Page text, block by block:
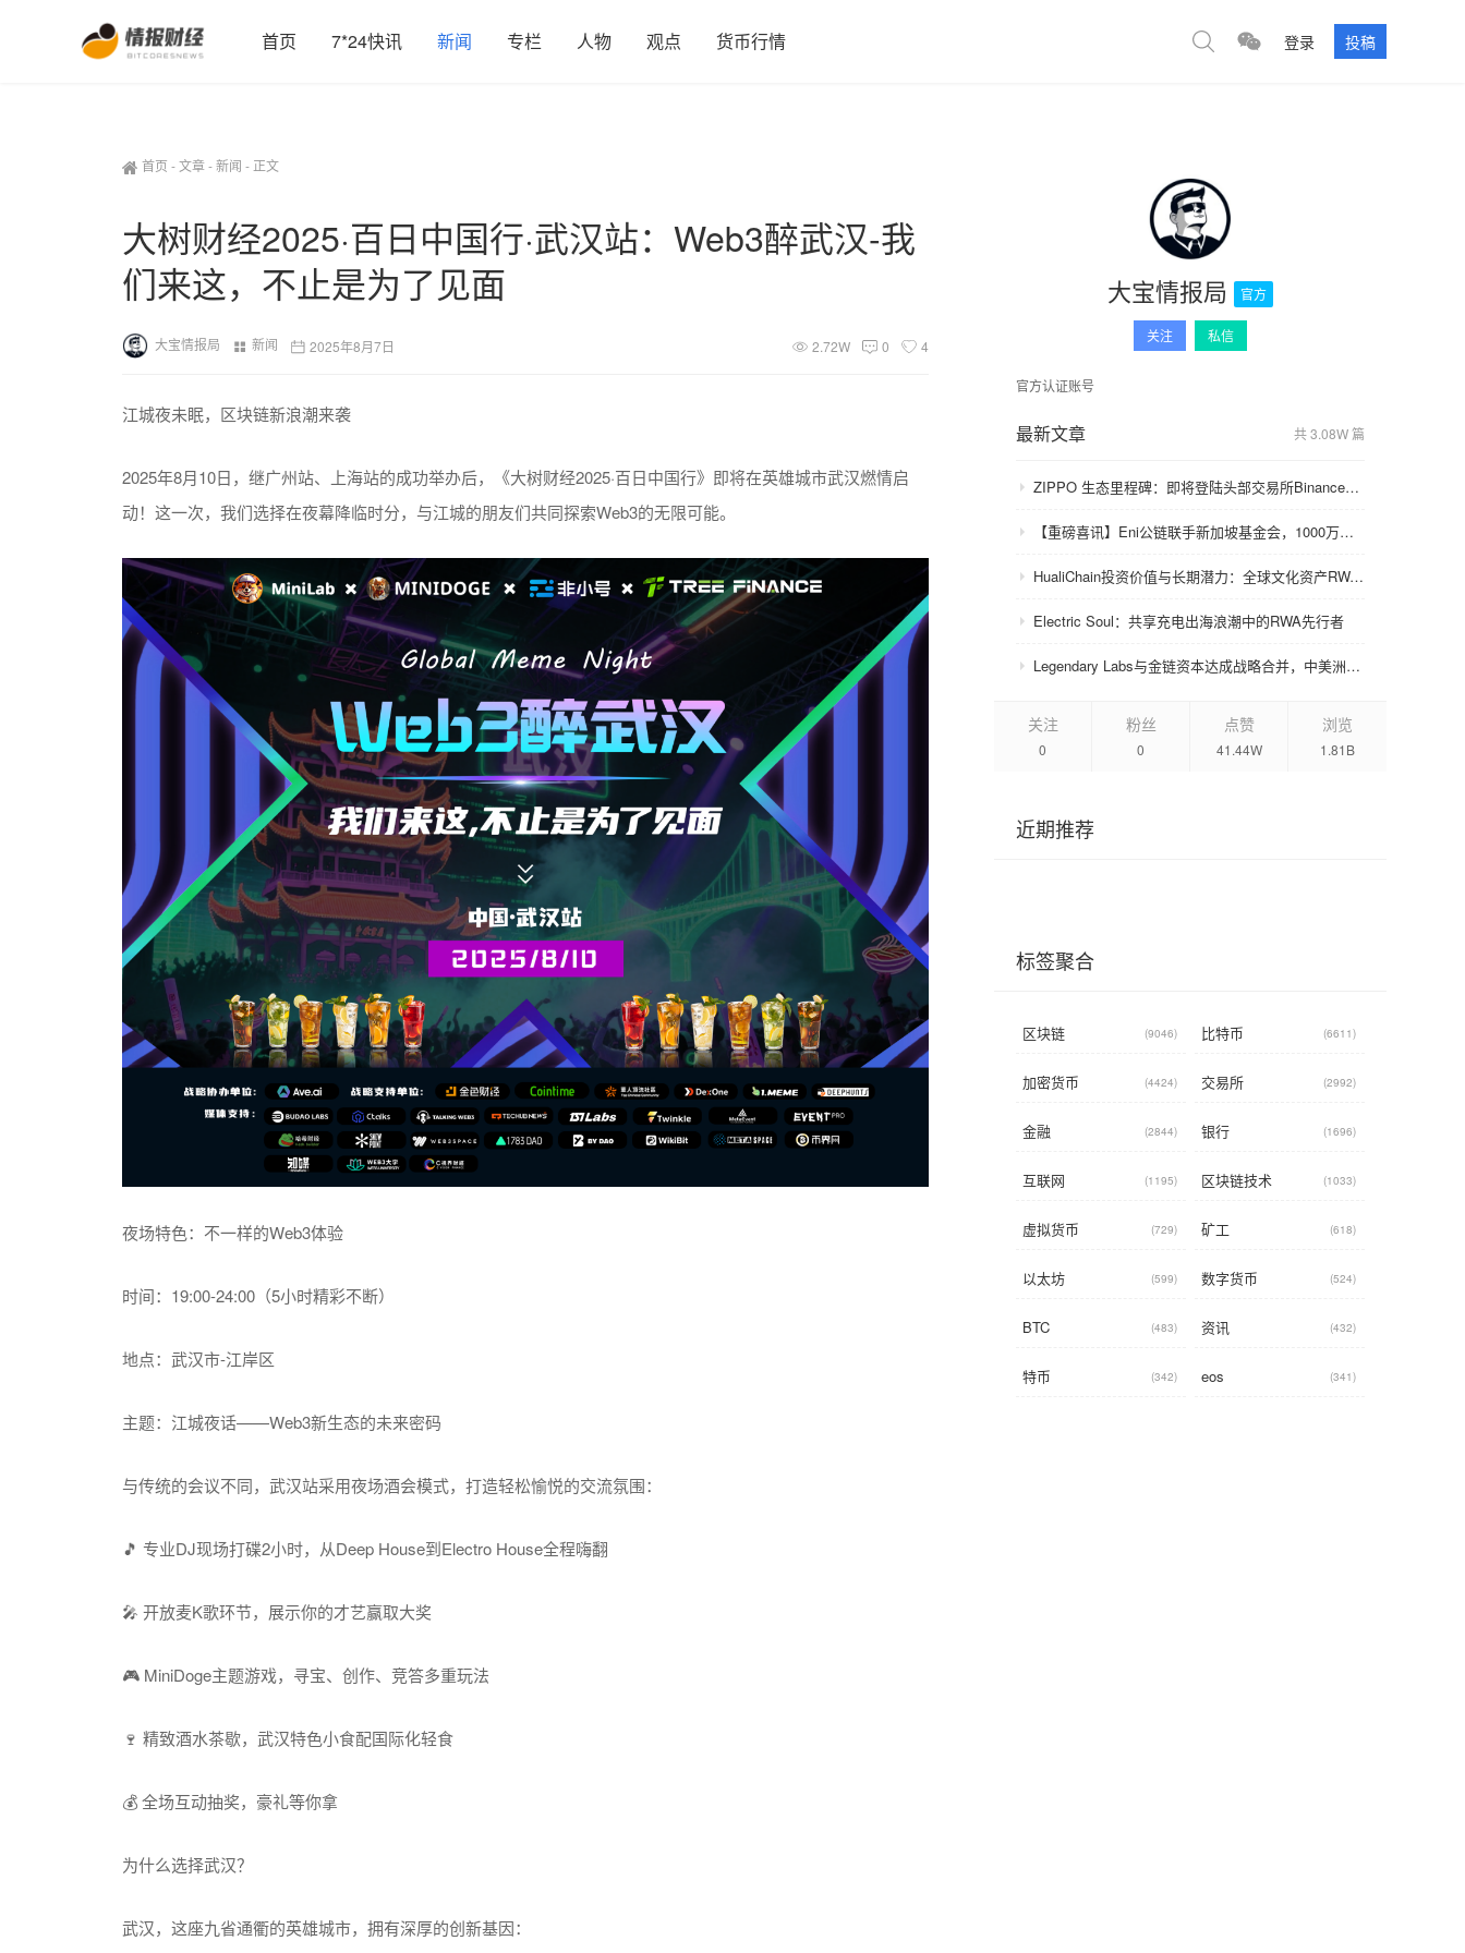
首页 7*24快讯 新闻 专栏 人物 观点 货币行情 登录 投稿
首页 -文章-新闻 - 正文
大树财经2025·百日中国行·武汉站：Web3醉武汉-我
们来这，不止是为了见面
大宝情报局 新闻 2025年8月7日 2.72W 0 4
江城夜未眠，区块链新浪潮来袭
2025年8月10日，继广州站、上海站的成功举办后，《大树财经2025·百日中国行》即将在英雄城市武汉燃情启
动！这一次，我们选择在夜幕降临时分，与江城的朋友们共同探索Web3的无限可能。
夜场特色：不一样的Web3体验
时间：19:00-24:00（5小时精彩不断）
地点：武汉市-江岸区
主题：江城夜话——Web3新生态的未来密码
与传统的会议不同，武汉站采用夜场酒会模式，打造轻松愉悦的交流氛围：
🎵 专业DJ现场打碟2小时，从Deep House到Electro House全程嗨翻
🎤 开放麦K歌环节，展示你的才艺赢取大奖
🎮 MiniDoge主题游戏，寻宝、创作、竞答多重玩法
🍷 精致酒水茶歇，武汉特色小食配国际化轻食
💰 全场互动抽奖，豪礼等你拿
为什么选择武汉？
武汉，这座九省通衢的英雄城市，拥有深厚的创新基因：
大宝情报局 官方
关注 私信
官方认证账号
最新文章 共 3.08W 篇
ZIPPO 生态里程碑：即将登陆头部交易所Binance，GameFi 与通缩模型开启价值飞轮
【重磅喜讯】Eni公链联手新加坡基金会，1000万美金赋能众环CRC！
HualiChain投资价值与长期潜力：全球文化资产RWA赛道的基础设施级机会正在形成
Electric Soul：共享充电出海浪潮中的RWA先行者
Legendary Labs与金链资本达成战略合并，中美洲牌照加持助力生态升级
关注
0
粉丝
0
点赞
41.44W
浏览
1.81B
近期推荐
标签聚合
区块链 (9046) 比特币 (6611)
加密货币 (4424) 交易所 (2992)
金融 (2844) 银行 (1696)
互联网 (1195) 区块链技术 (1033)
虚拟货币 (729) 矿工 (618)
以太坊 (599) 数字货币 (524)
BTC (483) 资讯 (432)
特币 (342) eos (341)